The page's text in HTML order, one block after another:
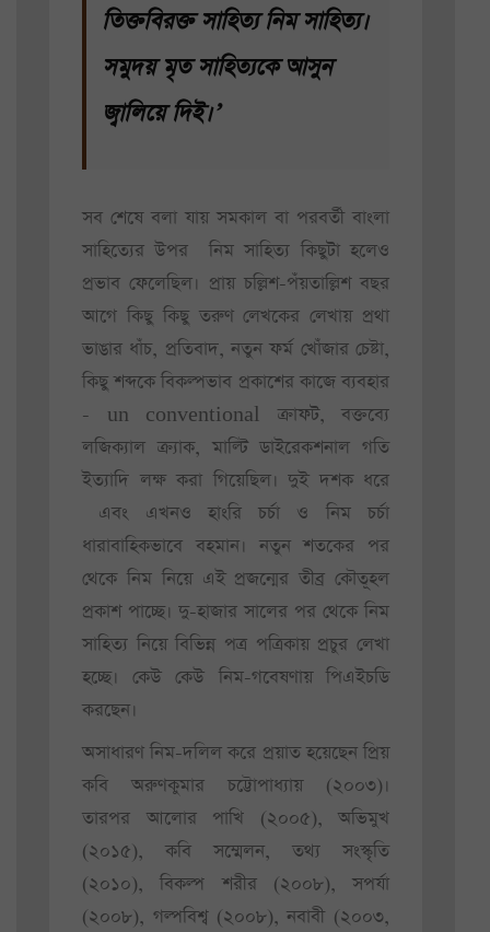
তিক্তবিরক্ত সাহিত্য নিম সাহিত্য।
সমুদয় মৃত সাহিত্যকে আসুন
জ্বালিয়ে দিই।’
সব শেষে বলা যায় সমকাল বা পরবর্তী বাংলা
সাহিত্যের উপর নিম সাহিত্য কিছুটা হলেও
প্রভাব ফেলেছিল। প্রায় চল্লিশ-পঁয়তাল্লিশ বছর
আগে কিছু কিছু তরুণ লেখকের লেখায় প্রথা
ভাঙার ধাঁচ, প্রতিবাদ, নতুন ফর্ম খোঁজার চেষ্টা,
কিছু শব্দকে বিকল্পভাব প্রকাশের কাজে ব্যবহার
- un conventional ক্রাফট, বক্তব্যে
লজিক্যাল ক্র্যাক, মাল্টি ডাইরেকশনাল গতি
ইত্যাদি লক্ষ করা গিয়েছিল। দুই দশক ধরে
এবং এখনও হাংরি চর্চা ও নিম চর্চা
ধারাবাহিকভাবে বহমান। নতুন শতকের পর
থেকে নিম নিয়ে এই প্রজন্মের তীব্র কৌতূহল
প্রকাশ পাচ্ছে। দু-হাজার সালের পর থেকে নিম
সাহিত্য নিয়ে বিভিন্ন পত্র পত্রিকায় প্রচুর লেখা
হচ্ছে। কেউ কেউ নিম-গবেষণায় পিএইচডি
করছেন।
অসাধারণ নিম-দলিল করে প্রয়াত হয়েছেন প্রিয়
কবি অরুণকুমার চট্টোপাধ্যায় (২০০৩)।
তারপর আলোর পাখি (২০০৫), অভিমুখ
(২০১৫), কবি সম্মেলন, তথ্য সংস্কৃতি
(২০১০), বিকল্প শরীর (২০০৮), সপর্যা
(২০০৮), গল্পবিশ্ব (২০০৮), নবাবী (২০০৩,